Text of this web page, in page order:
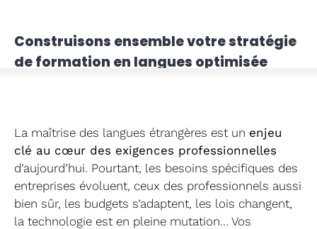
Nous
Construisons ensemble votre stratégie
de formation en langues optimisée
La maîtrise des langues étrangères est un enjeu
clé au cœur des exigences professionnelles
d’aujourd’hui. Pourtant, les besoins spécifiques des
entreprises évoluent, ceux des professionnels aussi
bien sûr, les budgets s’adaptent, les lois changent,
la technologie est en pleine mutation… Vos